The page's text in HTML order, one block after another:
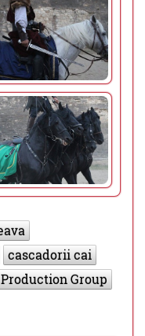
cascadorii cai
Group